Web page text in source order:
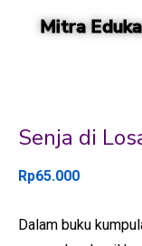
Mitra
Senja di
Rp65.000
Dalam buku